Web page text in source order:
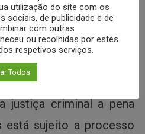
cargo público;
do que dois anos em
justiça criminal a pena
está sujeito a processo
utilização do site com os
sociais, de publicidade e de
com outras
ou recolhidas por estes
respetivos serviços.
Todos